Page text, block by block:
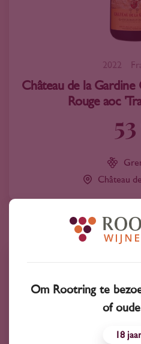
2022
Château de la Gardine
Rouge aoc
53
Château
Om Rootring te
of
18